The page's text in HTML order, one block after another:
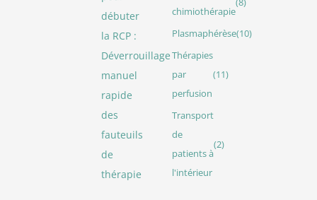
débuter
la RCP :
Déverrouillage
manuel
rapide
des
fauteuils
de
thérapie
chimiothérapie
(8)
Plasmaphérèse(10)
Thérapies
par
perfusion
(11)
Transport
de
patients à
l'intérieur
(2)